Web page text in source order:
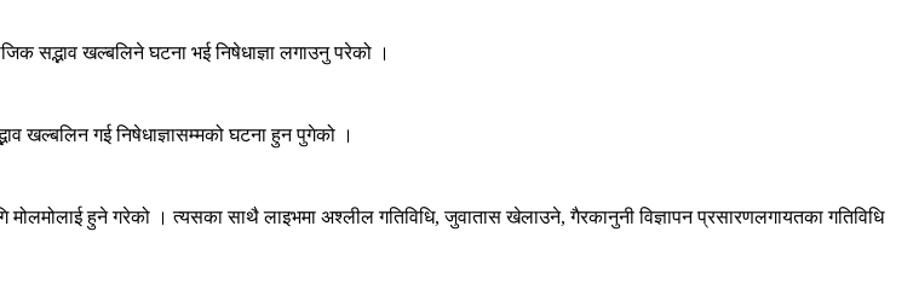
सद्भाव खल्बलिने घटना भई निषेधाज्ञा लगाउनु परेको ।
खल्बलिन गई निषेधाज्ञासम्मको घटना हुन पुगेको ।
हुने गरेको । त्यसका साथै लाइभमा अश्लील गतिविधि,जुवातास खेलाउने,गैरकानुनी विज्ञापन प्रसारणलगायतका गतिविधि